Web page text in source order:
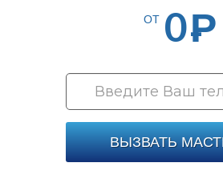
ОТ 0Р
ВЫЗВАТЬ